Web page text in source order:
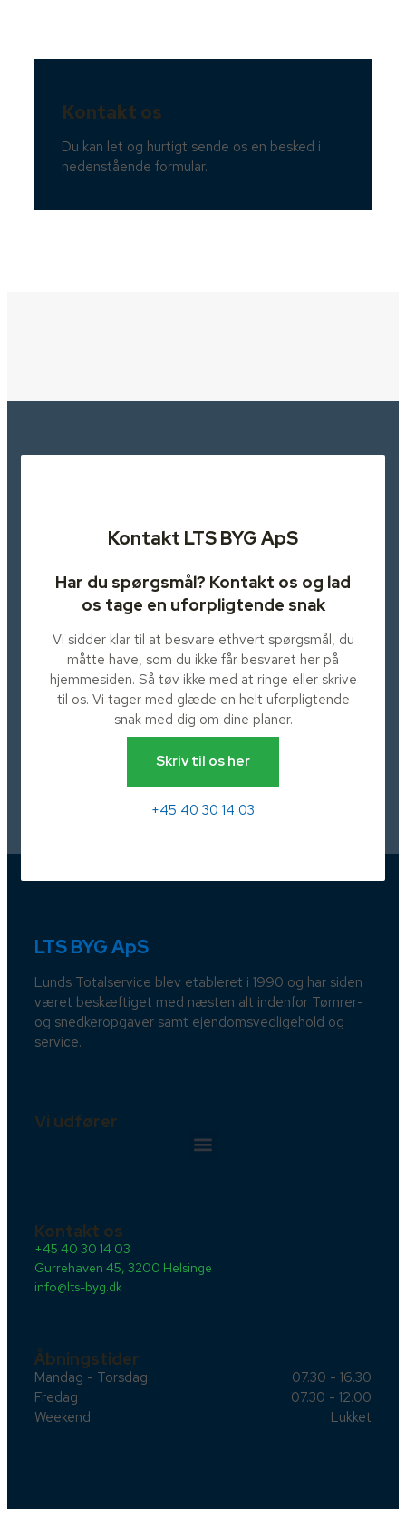
Kontakt os
Du kan let og hurtigt sende os en besked i
nedenstående formular.
Kontakt LTS BYG ApS
Har du spørgsmål? Kontakt os og lad
os tage en uforpligtende snak
Vi sidder klar til at besvare ethvert spørgsmål, du
måtte have, som du ikke får besvaret her på
hjemmesiden. Så tøv ikke med at ringe eller skrive
til os. Vi tager med glæde en helt uforpligtende
snak med dig om dine planer.
Skriv til os her
+45 40 30 14 03
LTS BYG ApS
Lunds Totalservice blev etableret i 1990 og har siden
været beskæftiget med næsten alt indenfor Tømrer-
og snedkeropgaver samt ejendomsvedligehold og
service.
Vi udfører
Kontakt os
+45 40 30 14 03
Gurrehaven 45, 3200 Helsinge
info@lts-byg.dk
Åbningstider
Mandag - Torsdag
07.30 - 16.30
Fredag
07.30 - 12.00
Weekend
Lukket